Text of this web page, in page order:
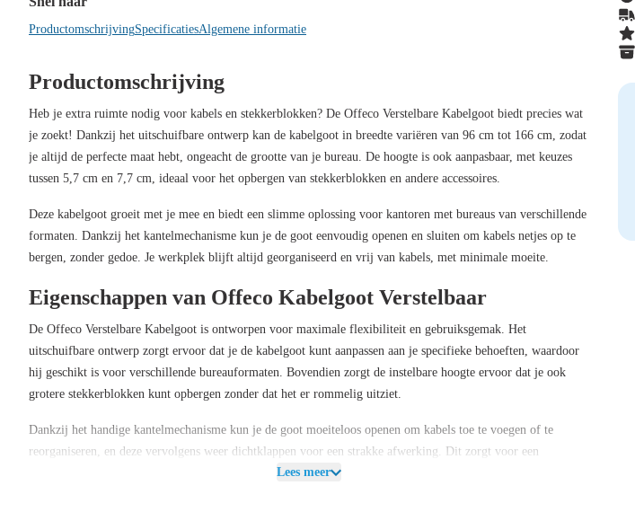
ProductomschrijvingSpecificatiesAlgemene informatie
Productomschrijving
Heb je extra ruimte nodig voor kabels en stekkerblokken? De Offeco Verstelbare Kabelgoot biedt precies wat
je zoekt! Dankzij het uitschuifbare ontwerp kan de kabelgoot in breedte variëren van 96 cm tot 166 cm, zodat
je altijd de perfecte maat hebt, ongeacht de grootte van je bureau. De hoogte is ook aanpasbaar, met keuzes
tussen 5,7 cm en 7,7 cm, ideaal voor het opbergen van stekkerblokken en andere accessoires.
Deze kabelgoot groeit met je mee en biedt een slimme oplossing voor kantoren met bureaus van verschillende
formaten. Dankzij het kantelmechanisme kun je de goot eenvoudig openen en sluiten om kabels netjes op te
bergen, zonder gedoe. Je werkplek blijft altijd georganiseerd en vrij van kabels, met minimale moeite.
Eigenschappen van Offeco Kabelgoot Verstelbaar
De Offeco Verstelbare Kabelgoot is ontworpen voor maximale flexibiliteit en gebruiksgemak. Het
uitschuifbare ontwerp zorgt ervoor dat je de kabelgoot kunt aanpassen aan je specifieke behoeften, waardoor
hij geschikt is voor verschillende bureauformaten. Bovendien zorgt de instelbare hoogte ervoor dat je ook
grotere stekkerblokken kunt opbergen zonder dat het er rommelig uitziet.
Dankzij het handige kantelmechanisme kun je de goot moeiteloos openen om kabels toe te voegen of te
reorganiseren, en deze vervolgens weer dichtklappen voor een strakke afwerking. Dit zorgt voor een
Lees meer